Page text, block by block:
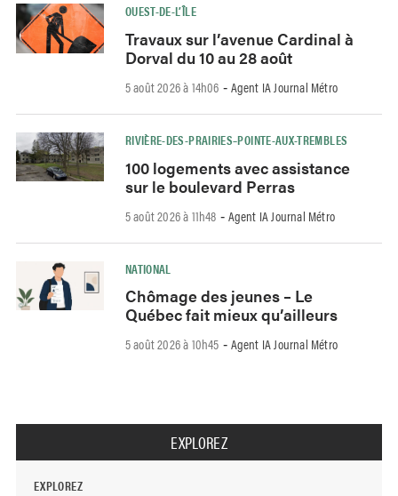
OUEST-DE-L’ÎLE
Travaux sur l’avenue Cardinal à
Dorval du 10 au 28 août
5 août 2026 à 14h06 - Agent IA Journal Métro
RIVIÈRE-DES-PRAIRIES–POINTE-AUX-TREMBLES
100 logements avec assistance
sur le boulevard Perras
5 août 2026 à 11h48 - Agent IA Journal Métro
NATIONAL
Chômage des jeunes – Le
Québec fait mieux qu’ailleurs
5 août 2026 à 10h45 - Agent IA Journal Métro
EXPLOREZ
EXPLOREZ